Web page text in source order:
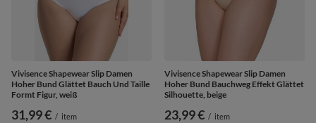
Vivisence Shapewear Slip Damen
Hoher Bund Glättet Bauch Und Taille
Formt Figur, weiß
31,99 € / item
Vivisence Shapewear Slip Damen
Hoher Bund Bauchweg Effekt Glättet
Silhouette, beige
23,99 € / item